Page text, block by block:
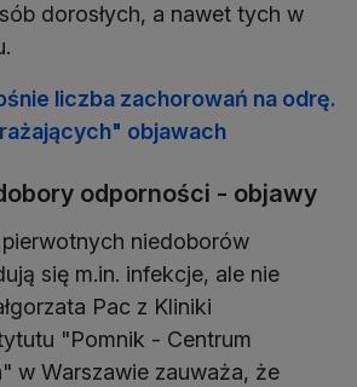
dorosłych, a nawet tych w
liczba zachorowań na odrę.
objawach
odporności - objawy
niedoborów
się m.in. infekcje, ale nie
Pac z Kliniki
"Pomnik - Centrum
w Warszawie zauważa, że